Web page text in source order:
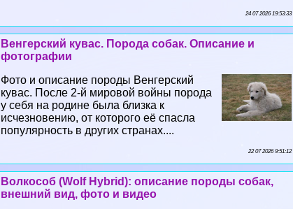
24 07 2026 19:53:33
Венгерский кувас. Порода собак. Описание и
фотографии
Фото и описание породы Венгерский
кувас. После 2-й мировой войны порода
у себя на родине была близка к
исчезновению, от которого её спасла
популярность в других странах....
22 07 2026 9:51:12
Волкособ (Wolf Hybrid): описание породы собак,
внешний вид, фото и видео